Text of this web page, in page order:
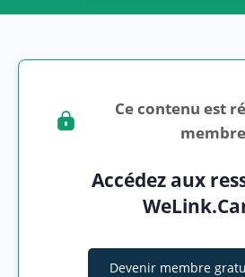
Ce contenu est
Accédez aux
Devenir membre